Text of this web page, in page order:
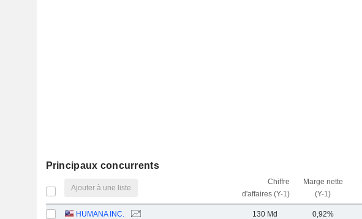
Principaux concurrents
Ajouter à une liste
Chiffre
d'affaires (Y-1)
Marge nette
(Y-1)
HUMANA INC. 130 Md 0,92%